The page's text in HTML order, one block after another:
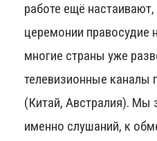
работе ещё
церемонии
многие страны уже
телевизионные каналы
(Китай, Австралия). Мы
именно слушаний, к